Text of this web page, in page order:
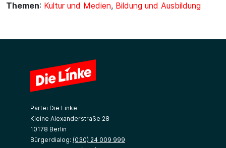
Themen: Kultur und Medien, Bildung und Ausbildung
Partei Die Linke
Kleine Alexanderstraße 28
10178 Berlin
Bürgerdialog: (030) 24 009 999